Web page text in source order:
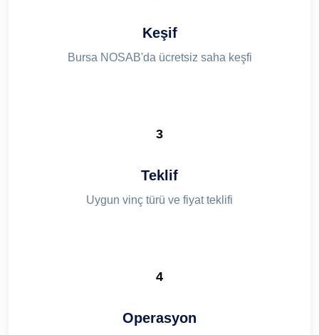
Keşif
Bursa NOSAB'da ücretsiz saha keşfi
3
Teklif
Uygun vinç türü ve fiyat teklifi
4
Operasyon